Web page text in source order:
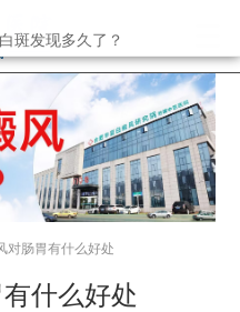
对肠胃有什么好处
什么好处
斑发现多久了？